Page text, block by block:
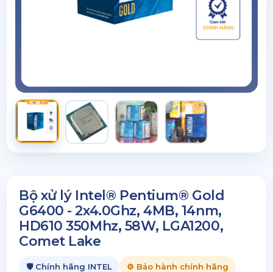
Bộ xử lý Intel® Pentium® Gold
G6400 - 2x4.0Ghz, 4MB, 14nm,
HD610 350Mhz, 58W, LGA1200,
Comet Lake
🛡 Chính hãng INTEL ⚙ Bảo hành chính hãng